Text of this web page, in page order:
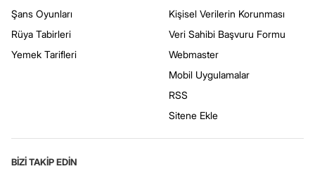
Şans Oyunları
Rüya Tabirleri
Yemek Tarifleri
Kişisel Verilerin Korunması
Veri Sahibi Başvuru Formu
Webmaster
Mobil Uygulamalar
RSS
Sitene Ekle
BİZİ TAKİP EDİN